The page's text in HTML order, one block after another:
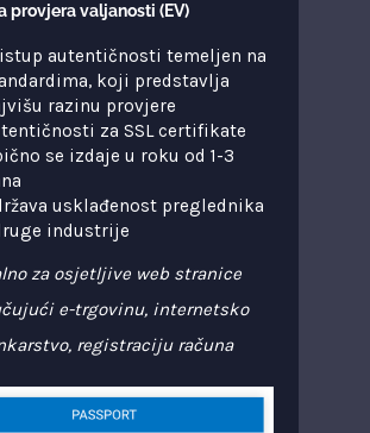
provjera valjanosti (EV)
autentičnosti temeljen na
koji predstavlja
razinu provjere
za SSL certifikate
se izdaje u roku od 1-3
usklađenost preglednika
industrije
za osjetljive web stranice
e-trgovinu, internetsko
registraciju računa